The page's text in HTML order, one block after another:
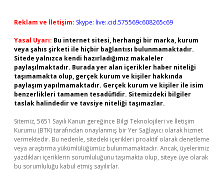
Reklam ve İletişim: Skype: live:.cid.575569c608265c69
Yasal Uyarı: Bu internet sitesi, herhangi bir marka, kurum
veya şahıs şirketi ile hiçbir bağlantısı bulunmamaktadır.
Sitede yalnızca kendi hazırladığımız makaleler
paylaşılmaktadır. Burada yer alan içerikler haber niteliği
taşımamakta olup, gerçek kurum ve kişiler hakkında
paylaşım yapılmamaktadır. Gerçek kurum ve kişiler ile isim
benzerlikleri tamamen tesadüfidir. Sitemizdeki bilgiler
taslak halindedir ve tavsiye niteliği taşımazlar.
Sitemiz, 5651 Sayılı Kanun gereğince Bilgi Teknolojileri ve İletişim
Kurumu (BTK) tarafından onaylanmış bir Yer Sağlayıcı olarak hizmet
vermektedir. Bu nedenle, sitedeki içerikleri proaktif olarak denetleme
veya araştırma yükümlülüğümüz bulunmamaktadır. Ancak, üyelerimiz
yazdıkları içeriklerin sorumluluğunu taşımakta olup, siteye üye olarak
bu sorumluluğu kabul etmiş sayılırlar.